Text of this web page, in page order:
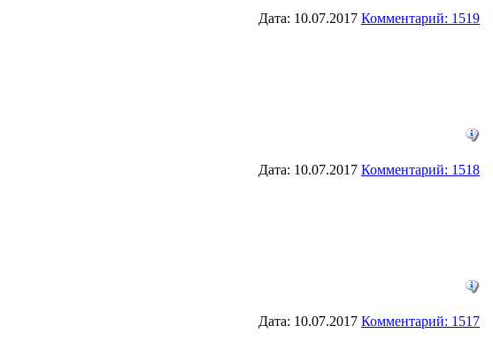
Дата: 10.07.2017 Комментарий: 1519
Дата: 10.07.2017 Комментарий: 1518
Дата: 10.07.2017 Комментарий: 1517